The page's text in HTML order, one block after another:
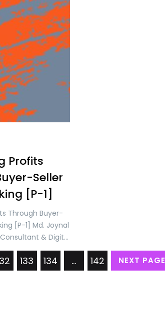
Profits
Seller
[P-1]
Through Buyer-
[P-1] Md. Joynal
& Digital
& CEO of
Bangladesh In
of modern
133 134 … 142 NEXT PAGE